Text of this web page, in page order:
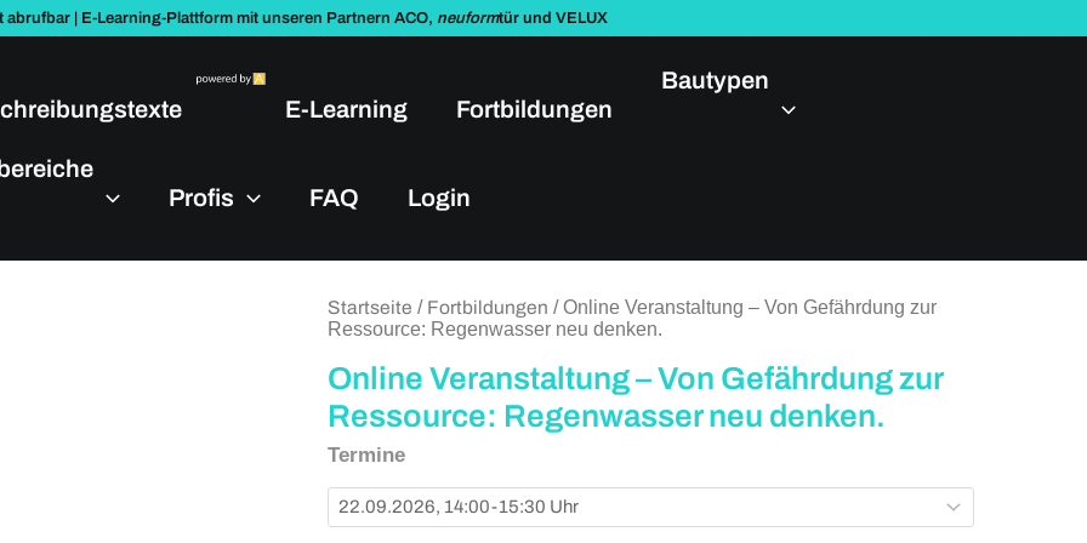
abrufbar | E-Learning-Plattform mit unseren Partnern ACO, neuformtür und VELUX
E-Learning Fortbildungen
Bautypen
Profis
FAQ Login
Startseite / Fortbildungen / Online Veranstaltung – Von Gefährdung zur
Ressource: Regenwasser neu denken.
Online Veranstaltung – Von Gefährdung zur
Ressource: Regenwasser neu denken.
Termine
Online
Veranstaltung
Von
Gefährdung
zur
Regenwasser
denken.
Menge